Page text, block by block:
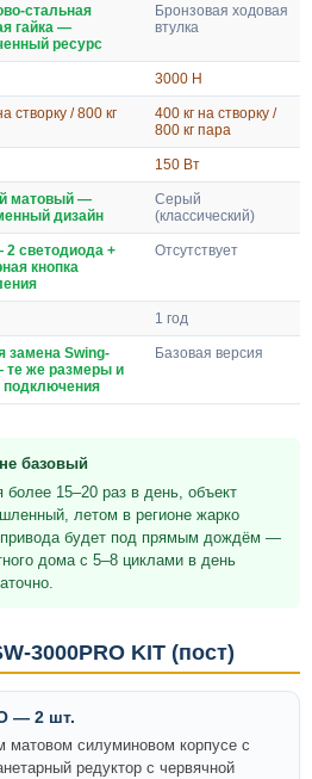
стальная
гайка —
ресурс
Бронзовая ходовая
втулка
3000 Н
створку / 800 кг
400 кг на створку /
800 кг пара
150 Вт
матовый —
дизайн
Серый
(классический)
2 светодиода +
кнопка
Отсутствует
1 год
замена Swing-
те же размеры и
Базовая версия
базовый
15–20 раз в день, объект
летом в регионе жарко
будет под прямым дождём —
дома с 5–8 циклами в день
3000PRO KIT (пост)
— 2 шт.
матовом силуминовом корпусе с
редуктор с червячной